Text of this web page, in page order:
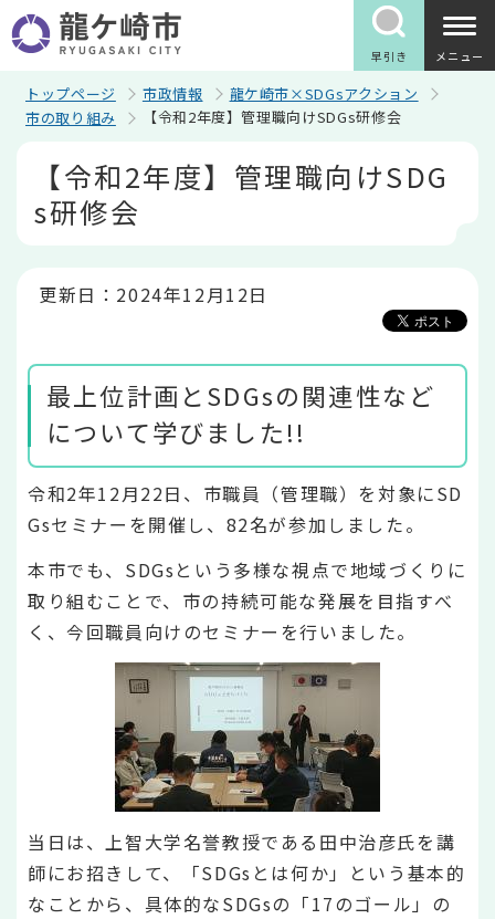
の
ペ
早引き メニュー
トップページ 市政情報
龍ケ崎市×SDGsアクション
市の取り組み
【令和2年度】管理職向けSDGs研修会
【令和2年度】管理職向けSDG
s研修会
更新日：2024年12月12日
最上位計画とSDGsの関連性など
について学びました!!
令和2年12月22日、市職員（管理職）を対象にSD
Gsセミナーを開催し、82名が参加しました。
本市でも、SDGsという多様な視点で地域づくりに
取り組むことで、市の持続可能な発展を目指すべ
く、今回職員向けのセミナーを行いました。
当日は、上智大学名誉教授である田中治彦氏を講
師にお招きして、「SDGsとは何か」という基本的
なことから、具体的なSDGsの「17のゴール」の